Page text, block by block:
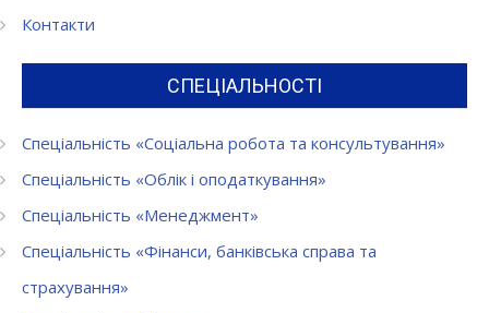
Контакти
СПЕЦІАЛЬНОСТІ
Спеціальність «Соціальна робота та консультування»
Спеціальність «Облік і оподаткування»
Спеціальність «Менеджмент»
Спеціальність «Фінанси, банківська справа та
страхування»